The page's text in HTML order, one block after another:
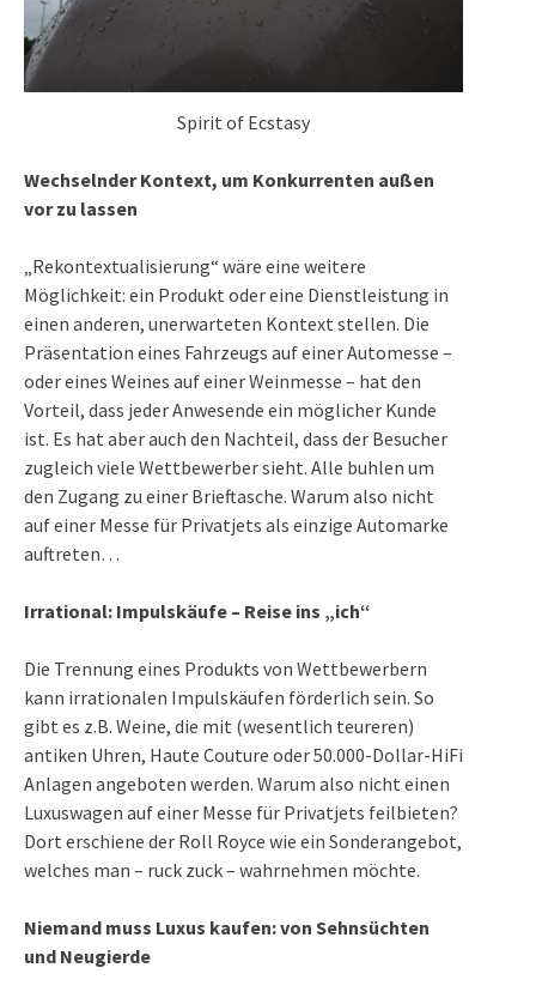
Spirit of Ecstasy
Wechselnder Kontext, um Konkurrenten außen
vor zu lassen
„Rekontextualisierung“ wäre eine weitere
Möglichkeit: ein Produkt oder eine Dienstleistung in
einen anderen, unerwarteten Kontext stellen. Die
Präsentation eines Fahrzeugs auf einer Automesse –
oder eines Weines auf einer Weinmesse – hat den
Vorteil, dass jeder Anwesende ein möglicher Kunde
ist. Es hat aber auch den Nachteil, dass der Besucher
zugleich viele Wettbewerber sieht. Alle buhlen um
den Zugang zu einer Brieftasche. Warum also nicht
auf einer Messe für Privatjets als einzige Automarke
auftreten…
Irrational: Impulskäufe – Reise ins „ich“
Die Trennung eines Produkts von Wettbewerbern
kann irrationalen Impulskäufen förderlich sein. So
gibt es z.B. Weine, die mit (wesentlich teureren)
antiken Uhren, Haute Couture oder 50.000-Dollar-HiFi
Anlagen angeboten werden. Warum also nicht einen
Luxuswagen auf einer Messe für Privatjets feilbieten?
Dort erschiene der Roll Royce wie ein Sonderangebot,
welches man – ruck zuck – wahrnehmen möchte.
Niemand muss Luxus kaufen: von Sehnsüchten
und Neugierde